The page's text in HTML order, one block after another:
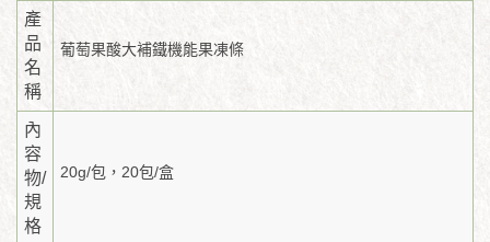
產
品
名
稱
葡萄果酸大補鐵機能果凍條
內
容
物/
規
格
20g/包，20包/盒